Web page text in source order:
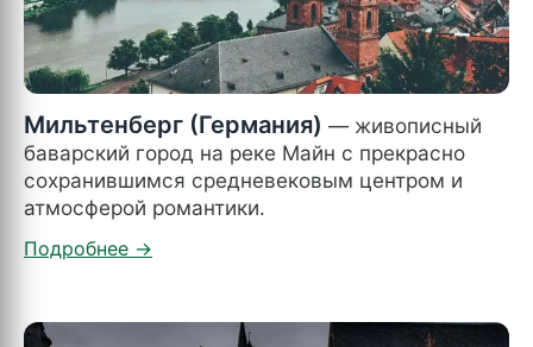
Мильтенберг (Германия) — живописный
баварский город на реке Майн с прекрасно
сохранившимся средневековым центром и
атмосферой романтики.